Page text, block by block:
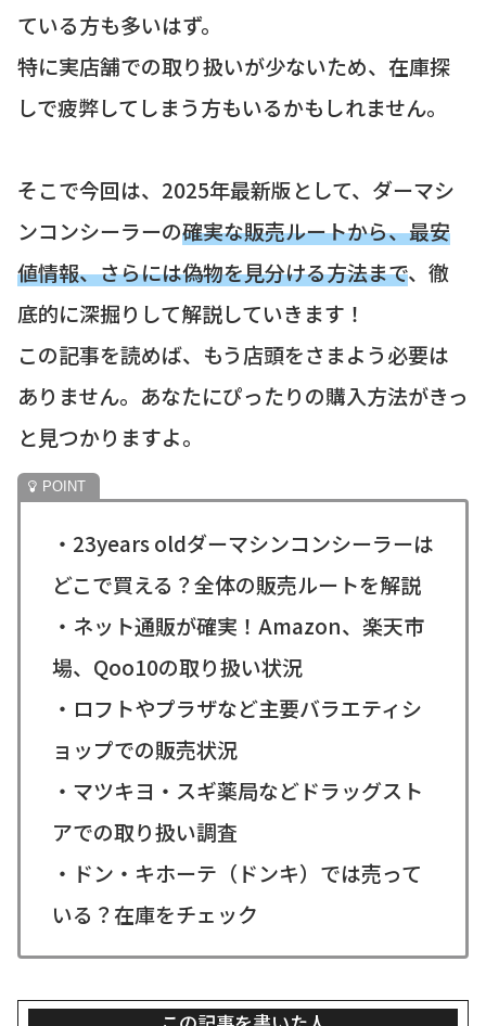
ている方も多いはず。
特に実店舗での取り扱いが少ないため、在庫探
しで疲弊してしまう方もいるかもしれません。
そこで今回は、2025年最新版として、ダーマシ
ンコンシーラーの確実な販売ルートから、最安
値情報、さらには偽物を見分ける方法まで、徹
底的に深掘りして解説していきます！
この記事を読めば、もう店頭をさまよう必要は
ありません。あなたにぴったりの購入方法がきっ
と見つかりますよ。
・23years oldダーマシンコンシーラーは
どこで買える？全体の販売ルートを解説
・ネット通販が確実！Amazon、楽天市
場、Qoo10の取り扱い状況
・ロフトやプラザなど主要バラエティシ
ョップでの販売状況
・マツキヨ・スギ薬局などドラッグスト
アでの取り扱い調査
・ドン・キホーテ（ドンキ）では売って
いる？在庫をチェック